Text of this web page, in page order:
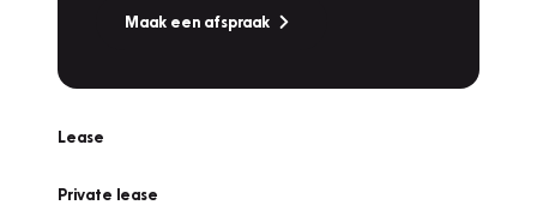
Maak een afspraak
Lease
Private lease